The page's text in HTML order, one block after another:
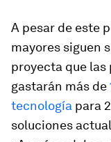
A pesar de este
mayores siguen
proyecta que las
gastarán más de
tecnología para
soluciones